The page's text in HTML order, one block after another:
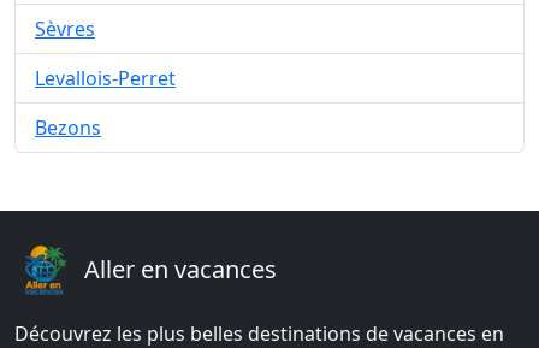
Sèvres
Levallois-Perret
Bezons
Aller en vacances
Découvrez les plus belles destinations de vacances en